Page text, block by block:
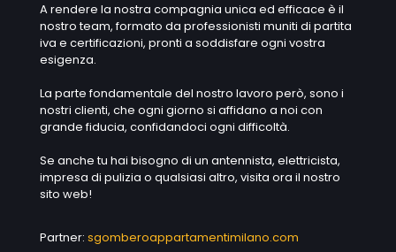
A rendere la nostra compagnia unica ed efficace è il
nostro team, formato da professionisti muniti di partita
iva e certificazioni, pronti a soddisfare ogni vostra
esigenza.
La parte fondamentale del nostro lavoro però, sono i
nostri clienti, che ogni giorno si affidano a noi con
grande fiducia, confidandoci ogni difficoltà.
Se anche tu hai bisogno di un antennista, elettricista,
impresa di pulizia o qualsiasi altro, visita ora il nostro
sito web!
Partner: sgomberoappartamentimilano.com